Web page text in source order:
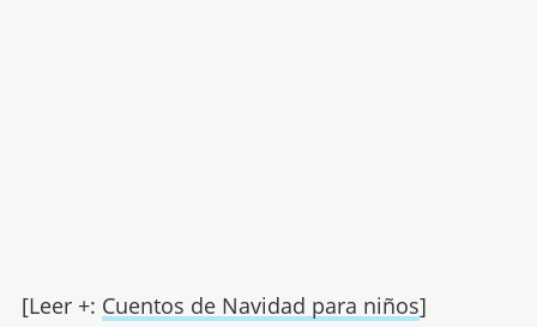
[Leer +: Cuentos de Navidad para niños]